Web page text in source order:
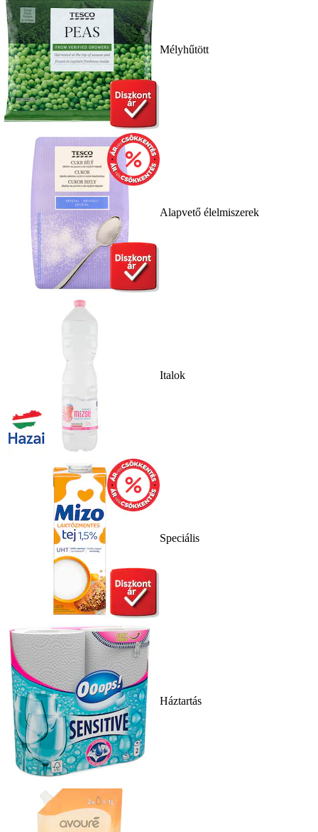
Mélyhűtött
Alapvető élelmiszerek
Italok
Speciális
Háztartás